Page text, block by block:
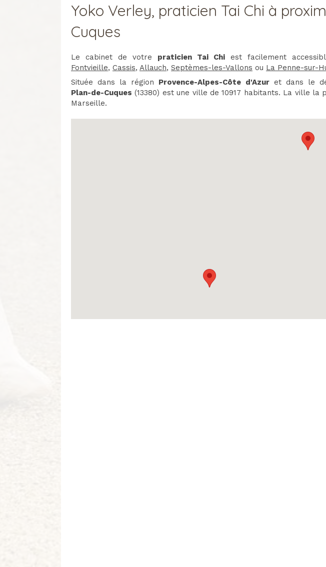
Yoko Verley, praticien Tai Chi à
Cuques
Le cabinet de votre praticien Tai Chi est facilement
Fontvieille, Cassis, Allauch, Septèmes-les-Vallons ou La Penne-sur-
Située dans la région Provence-Alpes-Côte d'Azuret dans le
Plan-de-Cuques (13380) est une ville de 10917 habitants. La ville
Marseille.